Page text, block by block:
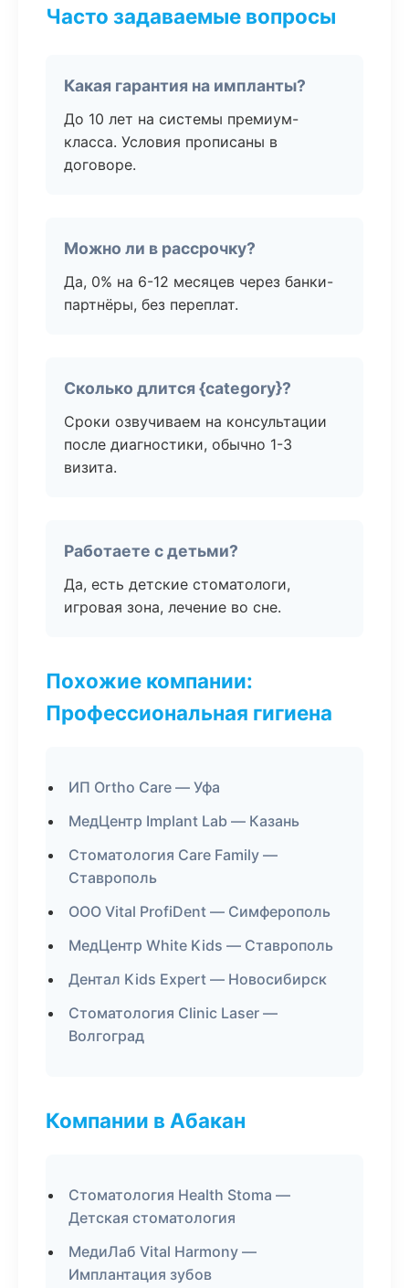
Часто задаваемые вопросы
Какая гарантия на импланты?
До 10 лет на системы премиум-
класса. Условия прописаны в
договоре.
Можно ли в рассрочку?
Да, 0% на 6-12 месяцев через банки-
партнёры, без переплат.
Сколько длится {category}?
Сроки озвучиваем на консультации
после диагностики, обычно 1-3
визита.
Работаете с детьми?
Да, есть детские стоматологи,
игровая зона, лечение во сне.
Похожие компании:
Профессиональная гигиена
ИП Ortho Care — Уфа
МедЦентр Implant Lab — Казань
Стоматология Care Family —
Ставрополь
ООО Vital ProfiDent — Симферополь
МедЦентр White Kids — Ставрополь
Дентал Kids Expert — Новосибирск
Стоматология Clinic Laser —
Волгоград
Компании в Абакан
Стоматология Health Stoma —
Детская стоматология
МедиЛаб Vital Harmony —
Имплантация зубов